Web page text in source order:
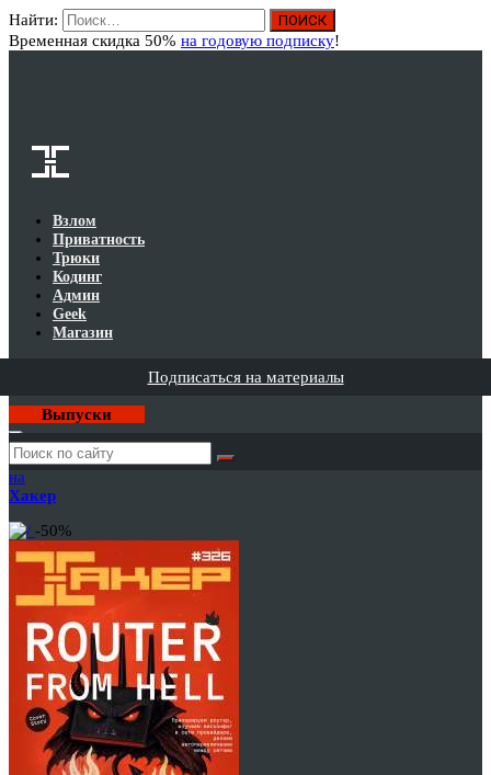
Найти:
Временная скидка 50% на годовую подписку!
Взлом
Приватность
Трюки
Кодинг
Админ
Geek
Магазин
Подписаться на материалы
Выпуски
Годовая
подписка
на
Хакер
-50%